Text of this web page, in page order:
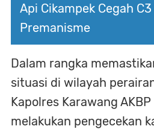
Api Cikampek Cegah
Premanisme
Dalam rangka
situasi di wilayah
Kapolres Karawang
melakukan pengecekan